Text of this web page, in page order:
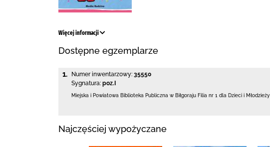
Więcej informacji
Dostępne egzemplarze
1. Numer inwentarzowy: 35550
Sygnatura: poz.I
Miejska i Powiatowa Biblioteka Publiczna w Biłgoraju Filia nr 1 dla Dzieci i Młodzieży
Najczęściej wypożyczane